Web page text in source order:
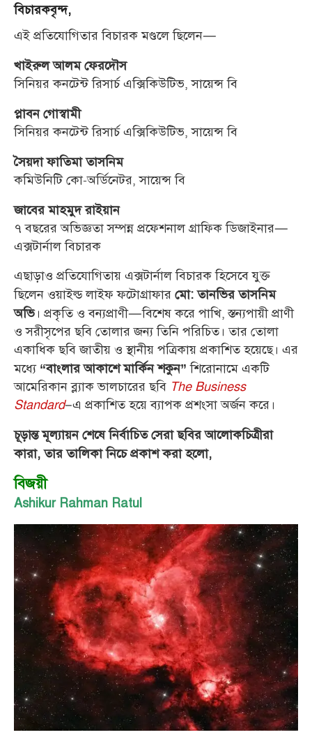
বিচারকবৃন্দ,
এই প্রতিযোগিতার বিচারক মণ্ডলে ছিলেন—
খাইরুল আলম ফেরদৌস
সিনিয়র কনটেন্ট রিসার্চ এক্সিকিউটিভ, সায়েন্স বি
প্লাবন গোস্বামী
সিনিয়র কনটেন্ট রিসার্চ এক্সিকিউটিভ, সায়েন্স বি
সৈয়দা ফাতিমা তাসনিম
কমিউনিটি কো-অর্ডিনেটর, সায়েন্স বি
জাবের মাহমুদ রাইয়ান
৭ বছরের অভিজ্ঞতা সম্পন্ন প্রফেশনাল গ্রাফিক ডিজাইনার—
এক্সটার্নাল বিচারক
এছাড়াও প্রতিযোগিতায় এক্সটার্নাল বিচারক হিসেবে যুক্ত
ছিলেন ওয়াইল্ড লাইফ ফটোগ্রাফার মো: তানভির তাসনিম
অভি। প্রকৃতি ও বন্যপ্রাণী—বিশেষ করে পাখি, স্তন্যপায়ী প্রাণী
ও সরীসৃপের ছবি তোলার জন্য তিনি পরিচিত। তার তোলা
একাধিক ছবি জাতীয় ও স্থানীয় পত্রিকায় প্রকাশিত হয়েছে। এর
মধ্যে “বাংলার আকাশে মার্কিন শকুন” শিরোনামে একটি
আমেরিকান ব্ল্যাক ভালচারের ছবি The Business
Standard–এ প্রকাশিত হয়ে ব্যাপক প্রশংসা অর্জন করে।
চূড়ান্ত মূল্যায়ন শেষে নির্বাচিত সেরা ছবির আলোকচিত্রীরা
কারা, তার তালিকা নিচে প্রকাশ করা হলো,
বিজয়ী
Ashikur Rahman Ratul